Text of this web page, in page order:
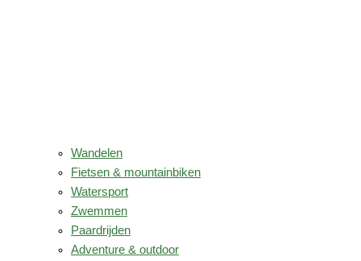
Wandelen
Fietsen & mountainbiken
Watersport
Zwemmen
Paardrijden
Adventure & outdoor